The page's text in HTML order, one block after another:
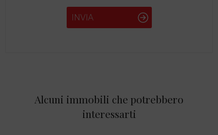
INVIA
Alcuni immobili che potrebbero
interessarti